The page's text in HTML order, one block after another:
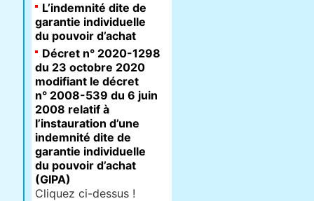
L’indemnité dite de
garantie individuelle
du pouvoir d’achat
Décret n° 2020-1298
du 23 octobre 2020
modifiant le décret
n° 2008-539 du 6 juin
2008 relatif à
l’instauration d’une
indemnité dite de
garantie individuelle
du pouvoir d’achat
(GIPA)
Cliquez ci-dessus !